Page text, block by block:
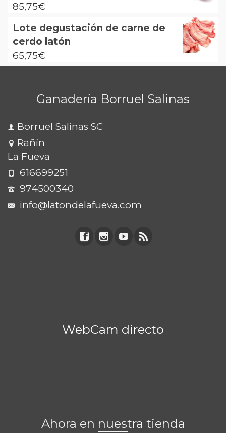
85,75€
Lote degustación de carne de
cerdo latón
65,75€
Ganadería Borruel Salinas
Borruel Salinas SC
Rañín
La Fueva
616699251
974500340
info@latondelafueva.com
WebCam directo
Ahora en nuestra tienda